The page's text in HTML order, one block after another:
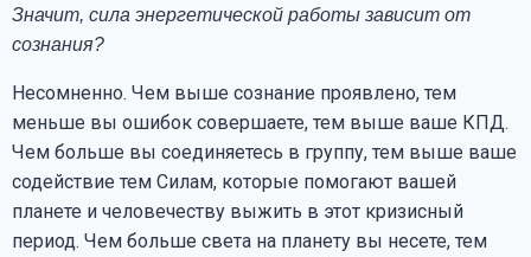
Значит, сила энергетической работы зависит от
сознания?
Несомненно. Чем выше сознание проявлено, тем
меньше вы ошибок совершаете, тем выше ваше КПД.
Чем больше вы соединяетесь в группу, тем выше ваше
содействие тем Силам, которые помогают вашей
планете и человечеству выжить в этот кризисный
период. Чем больше света на планету вы несете, тем